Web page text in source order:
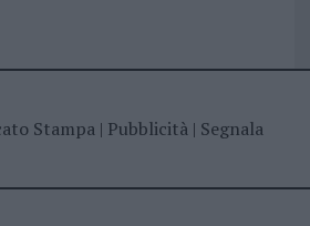
Stampa| Pubblicità| Segnala